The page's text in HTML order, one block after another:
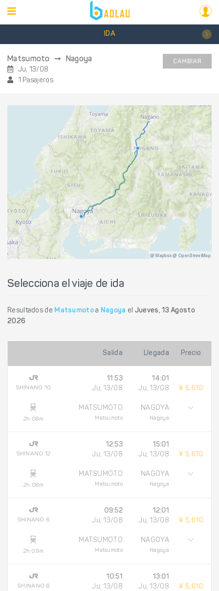
IDA
Matsumoto Nagoya
Ju, 13/08
1 Pasajeros
CAMBIAR
@ Mapbox @ OpenStreetMap
Selecciona el viaje de ida
Resultados de Matsumotoa Nagoya el Jueves, 13 Agosto
2026
Salida Llegada Precio
SHINANO 10
2h 08m
11:53
Ju, 13/08
MATSUMOTO
Matsumoto
14:01
Ju, 13/08
NAGOYA
Nagoya
¥ 5,610
SHINANO 12
2h 08m
12:53
Ju, 13/08
MATSUMOTO
Matsumoto
15:01
Ju, 13/08
NAGOYA
Nagoya
¥ 5,610
SHINANO 6
2h 09m
09:52
Ju, 13/08
MATSUMOTO
Matsumoto
12:01
Ju, 13/08
NAGOYA
Nagoya
¥ 5,610
SHINANO 8
10:51
Ju, 13/08
13:01
Ju, 13/08
¥ 5,610